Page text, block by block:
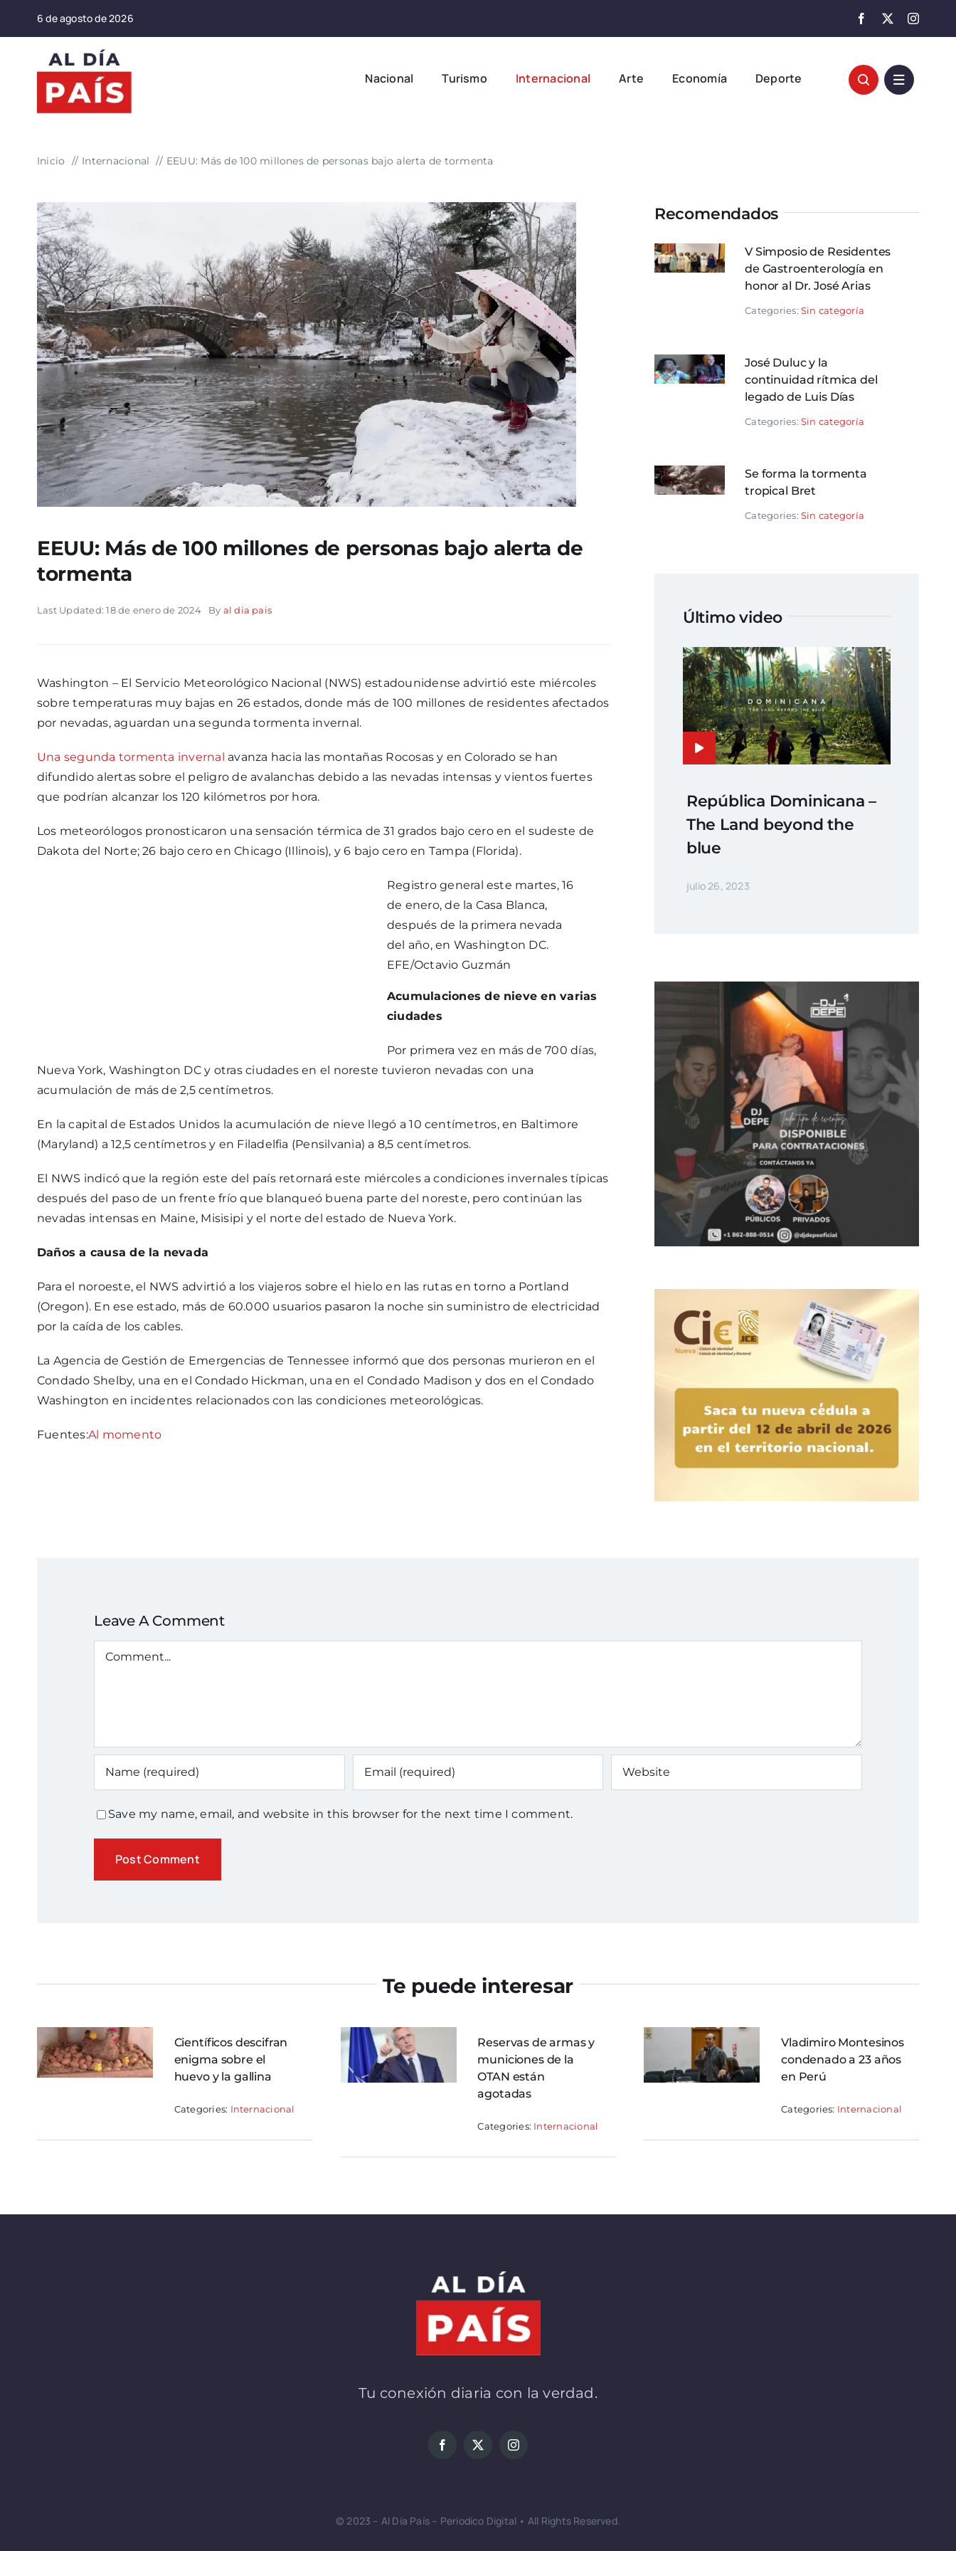
6 de agosto de 2026
Nacional Turismo Internacional Arte Economía Deporte
Inicio Internacional EEUU: Más de 100 millones de personas bajo alerta de tormenta
EEUU: Más de 100 millones de personas bajo alerta de
tormenta
Last Updated: 18 de enero de 2024 By al dia pais
Washington – El Servicio Meteorológico Nacional (NWS) estadounidense advirtió este miércoles
sobre temperaturas muy bajas en 26 estados, donde más de 100 millones de residentes afectados
por nevadas, aguardan una segunda tormenta invernal.
Una segunda tormenta invernal avanza hacia las montañas Rocosas y en Colorado se han
difundido alertas sobre el peligro de avalanchas debido a las nevadas intensas y vientos fuertes
que podrían alcanzar los 120 kilómetros por hora.
Los meteorólogos pronosticaron una sensación térmica de 31 grados bajo cero en el sudeste de
Dakota del Norte; 26 bajo cero en Chicago (Illinois), y 6 bajo cero en Tampa (Florida).
Registro general este martes, 16
de enero, de la Casa Blanca,
después de la primera nevada
del año, en Washington DC.
EFE/Octavio Guzmán
Acumulaciones de nieve en varias
ciudades
Por primera vez en más de 700 días,
Nueva York, Washington DC y otras ciudades en el noreste tuvieron nevadas con una
acumulación de más de 2,5 centímetros.
En la capital de Estados Unidos la acumulación de nieve llegó a 10 centímetros, en Baltimore
(Maryland) a 12,5 centímetros y en Filadelfia (Pensilvania) a 8,5 centímetros.
El NWS indicó que la región este del país retornará este miércoles a condiciones invernales típicas
después del paso de un frente frío que blanqueó buena parte del noreste, pero continúan las
nevadas intensas en Maine, Misisipi y el norte del estado de Nueva York.
Daños a causa de la nevada
Para el noroeste, el NWS advirtió a los viajeros sobre el hielo en las rutas en torno a Portland
(Oregon). En ese estado, más de 60.000 usuarios pasaron la noche sin suministro de electricidad
por la caída de los cables.
La Agencia de Gestión de Emergencias de Tennessee informó que dos personas murieron en el
Condado Shelby, una en el Condado Hickman, una en el Condado Madison y dos en el Condado
Washington en incidentes relacionados con las condiciones meteorológicas.
Fuentes:Al momento
Recomendados
V Simposio de Residentes
de Gastroenterología en
honor al Dr. José Arias
Categories: Sin categoría
José Duluc y la
continuidad rítmica del
legado de Luis Días
Categories: Sin categoría
Se forma la tormenta
tropical Bret
Categories: Sin categoría
Último video
República Dominicana –
The Land beyond the
blue
julio 26, 2023
Leave A Comment
Comment
Save my name, email, and website in this browser for the next time I comment.
Te puede interesar
Científicos descifran
enigma sobre el
huevo y la gallina
Categories: Internacional
Reservas de armas y
municiones de la
OTAN están
agotadas
Categories: Internacional
Vladimiro Montesinos
condenado a 23 años
en Perú
Categories: Internacional
Tu conexión diaria con la verdad.
© 2023 – Al Día País – Periodico Digital • All Rights Reserved.